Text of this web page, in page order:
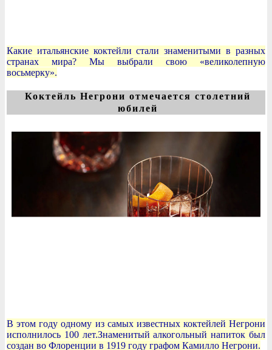
Какие итальянские коктейли стали знаменитыми в разных
странах мира? Мы выбрали свою «великолепную
восьмерку».
Коктейль Негрони отмечается столетний
юбилей
В этом году одному из самых известных коктейлей Негрони
исполнилось 100 лет.Знаменитый алкогольный напиток был
создан во Флоренции в 1919 году графом Камилло Негрони.